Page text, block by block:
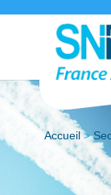
Accueil>